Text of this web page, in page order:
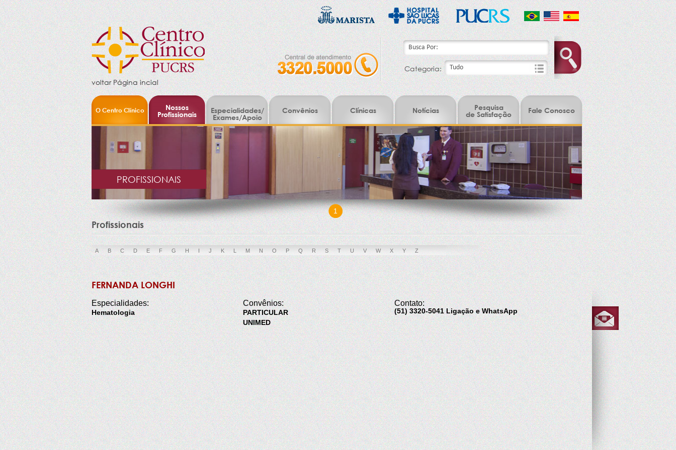
voltar Página incial
Categoria:
O Centro Clínico
Nossos
Profissionais
Especialidades/
Exames/Apoio
Convênios Clínicas Notícias
Pesquisa
de Satisfação
Fale Conosco
PROFISSIONAIS
1
Profissionais
A B C D E F G H I J K L M N O P Q R S T U V W X Y Z
FERNANDA LONGHI
Especialidades:
Hematologia
Convênios:
PARTICULAR
UNIMED
Contato:
(51) 3320-5041 Ligação e WhatsApp